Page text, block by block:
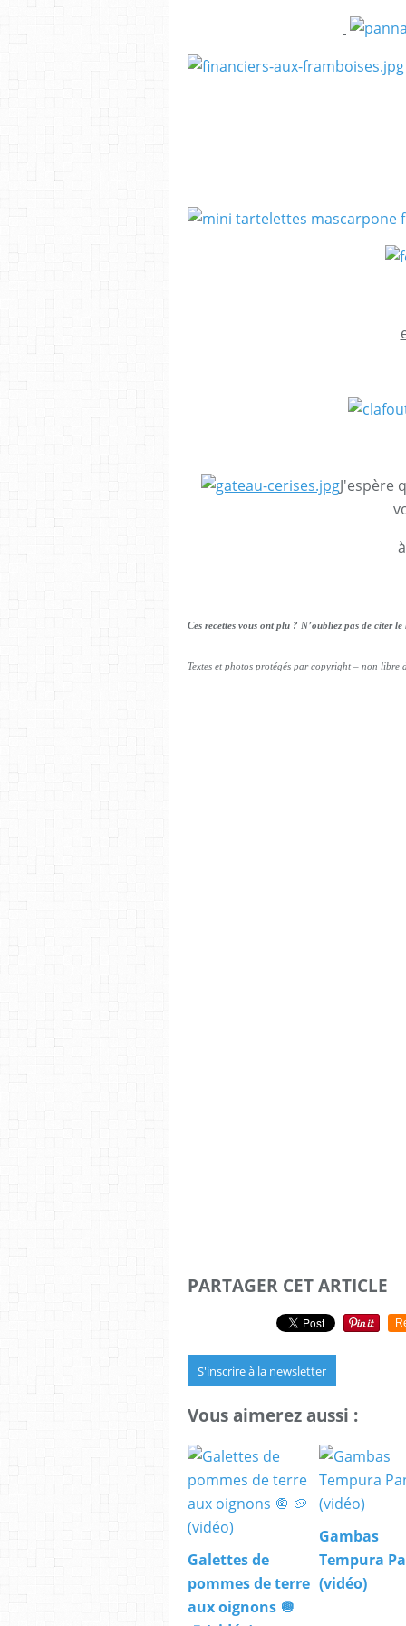
J'espère
Ces recettes vous ont plu ? N’oubliez pas de citer
Textes et photos protégés par copyright – non libre
PARTAGER CET ARTICLE
S'inscrire à la newsletter
Vous aimerez aussi :
Galettes de
pommes de terre
aux oignons 🧅
Gambas
Tempura
(vidéo)